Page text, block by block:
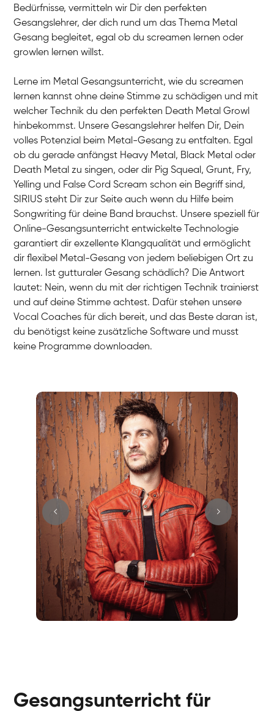
Bedürfnisse, vermitteln wir Dir den perfekten
Gesangslehrer, der dich rund um das Thema Metal
Gesang begleitet, egal ob du screamen lernen oder
growlen lernen willst.
Lerne im Metal Gesangsunterricht, wie du screamen
lernen kannst ohne deine Stimme zu schädigen und mit
welcher Technik du den perfekten Death Metal Growl
hinbekommst. Unsere Gesangslehrer helfen Dir, Dein
volles Potenzial beim Metal-Gesang zu entfalten. Egal
ob du gerade anfängst Heavy Metal, Black Metal oder
Death Metal zu singen, oder dir Pig Squeal, Grunt, Fry,
Yelling und False Cord Scream schon ein Begriff sind,
SIRIUS steht Dir zur Seite auch wenn du Hilfe beim
Songwriting für deine Band brauchst. Unsere speziell für
Online-Gesangsunterricht entwickelte Technologie
garantiert dir exzellente Klangqualität und ermöglicht
dir flexibel Metal-Gesang von jedem beliebigen Ort zu
lernen. Ist gutturaler Gesang schädlich? Die Antwort
lautet: Nein, wenn du mit der richtigen Technik trainierst
und auf deine Stimme achtest. Dafür stehen unsere
Vocal Coaches für dich bereit, und das Beste daran ist,
du benötigst keine zusätzliche Software und musst
keine Programme downloaden.
Stefan
Gesang / Vocal
Gesang / Vocal
Anna
Gesangsunterricht für